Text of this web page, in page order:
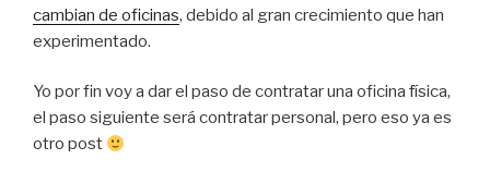
cambian de oficinas, debido al gran crecimiento que han
experimentado.
Yo por fin voy a dar el paso de contratar una oficina física,
el paso siguiente será contratar personal, pero eso ya es
otro post